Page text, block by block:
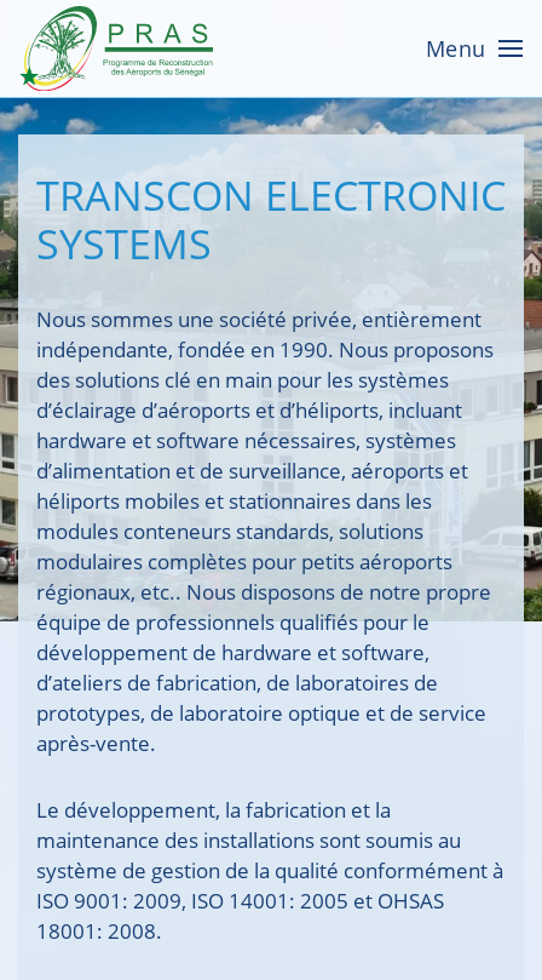
Menu
TRANSCON ELECTRONIC
SYSTEMS
Nous sommes une société privée, entièrement
indépendante, fondée en 1990. Nous proposons
des solutions clé en main pour les systèmes
d’éclairage d’aéroports et d’héliports, incluant
hardware et software nécessaires, systèmes
d’alimentation et de surveillance, aéroports et
héliports mobiles et stationnaires dans les
modules conteneurs standards, solutions
modulaires complètes pour petits aéroports
régionaux, etc.. Nous disposons de notre propre
équipe de professionnels qualifiés pour le
développement de hardware et software,
d’ateliers de fabrication, de laboratoires de
prototypes, de laboratoire optique et de service
après-vente.
Le développement, la fabrication et la
maintenance des installations sont soumis au
système de gestion de la qualité conformément à
ISO 9001: 2009, ISO 14001: 2005 et OHSAS
18001: 2008.